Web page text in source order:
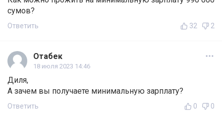
сумов?
Ответить 32 2
Отабек
18 июля 2023 14:46
Диля,
А зачем вы получаете минимальную зарплату?
Ответить 0 0